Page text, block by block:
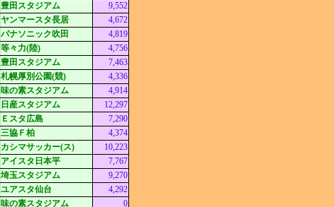
豊田スタジアム
9,552
ヤンマースタ長居
4,672
パナソニック吹田 4,819
等々力(陸)
4,756
豊田スタジアム
7,463
札幌厚別公園(競)
4,336
味の素スタジアム
4,914
日産スタジアム
12,297
Ｅスタ広島
7,290
三協Ｆ柏
4,374
カシマサッカー(ス)
10,223
アイスタ日本平
7,767
埼玉スタジアム 9,270
ユアスタ仙台
4,292
味の素スタジアム
0